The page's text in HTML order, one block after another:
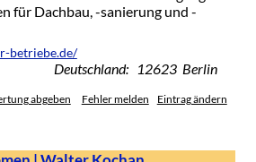
für Dachbau, -sanierung und -
betriebe.de/
Deutschland: 12623 Berlin
abgeben Fehler melden Eintrag ändern